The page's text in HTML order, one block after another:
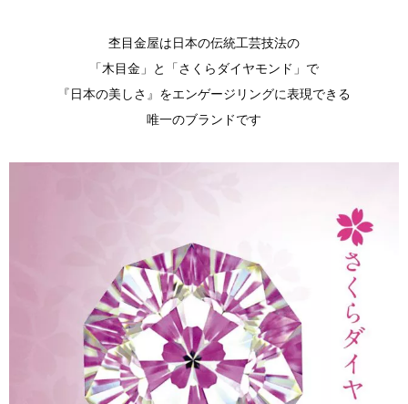
杢目金屋は日本の伝統工芸技法の
「木目金」と「さくらダイヤモンド」で
『日本の美しさ』をエンゲージリングに表現できる
唯一のブランドです